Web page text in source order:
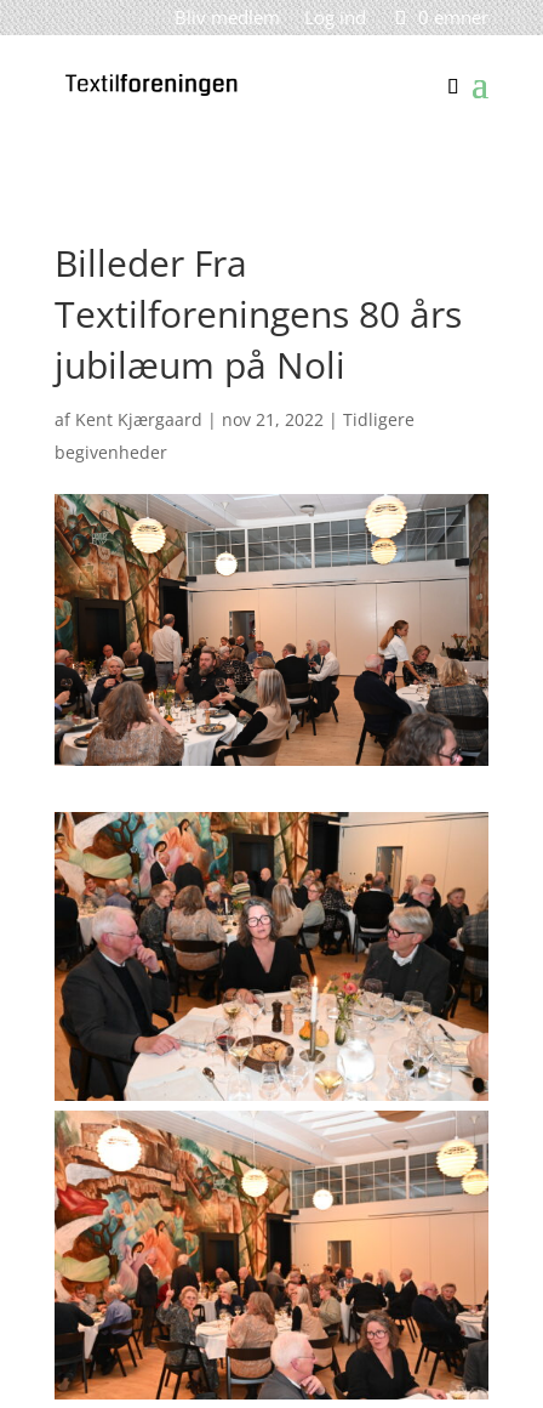
Bliv medlem Log ind 0 emner
Billeder Fra
Textilforeningens 80 års
jubilæum på Noli
af Kent Kjærgaard | nov 21, 2022| Tidligere
begivenheder